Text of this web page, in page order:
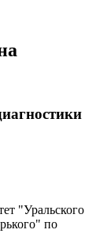
"Уральского
по